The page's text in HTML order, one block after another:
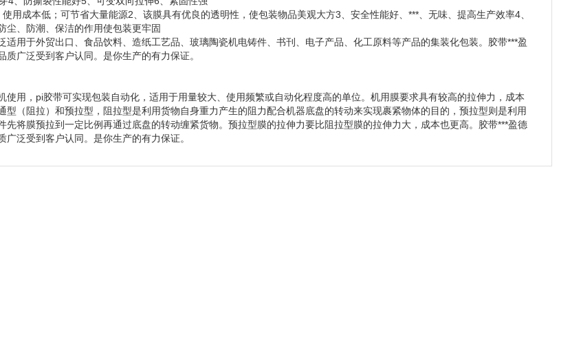
用成本低；可节省大量能源2、该膜具有优良的透明性，使包装物品美观大方3、安全性能好、***、无味、提高生产效率4、
尘、防潮、保洁的作用使包装更牢固
适用于外贸出口、食品饮料、造纸工艺品、玻璃陶瓷机电铸件、书刊、电子产品、化工原料等产品的集装化包装。胶带***盈
质广泛受到客户认同。是你生产的有力保证。
使用， pi胶带可实现包装自动化，适用于用量较大、使用频繁或自动化程度高的单位。机用膜要求具有较高的拉伸力，成本
型（阻拉）和预拉型，阻拉型是利用货物自身重力产生的阻力配合机器底盘的转动来实现裹紧物体的目的，预拉型则是利用
先将膜预拉到一定比例再通过底盘的转动缠紧货物。预拉型膜的拉伸力要比阻拉型膜的拉伸力大，成本也更高。胶带***盈德
广泛受到客户认同。是你生产的有力保证。